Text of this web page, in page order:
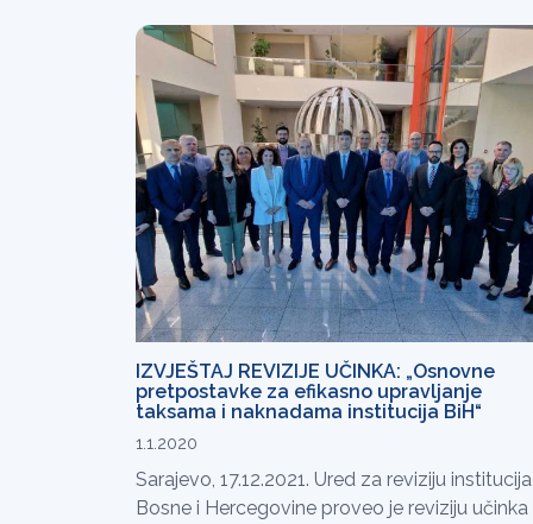
IZVJEŠTAJ REVIZIJE UČINKA: „Osnovne
pretpostavke za efikasno upravljanje
taksama i naknadama institucija BiH“
1.1.2020
Sarajevo, 17.12.2021. Ured za reviziju institucija
Bosne i Hercegovine proveo je reviziju učinka